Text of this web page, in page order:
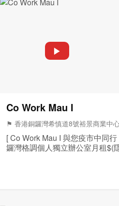
▶
Co Work Mau I
⚑ 香港銅鑼灣希慎道8號裕景商業
[ Co Work Mau I 與您疫市中同
鑼灣格調個人獨立辦公室月租$(